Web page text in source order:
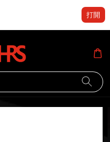
打開